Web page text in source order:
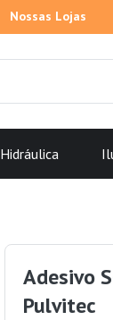
Nossas Lojas
Hidráulica
Adesivo
Pulvitec